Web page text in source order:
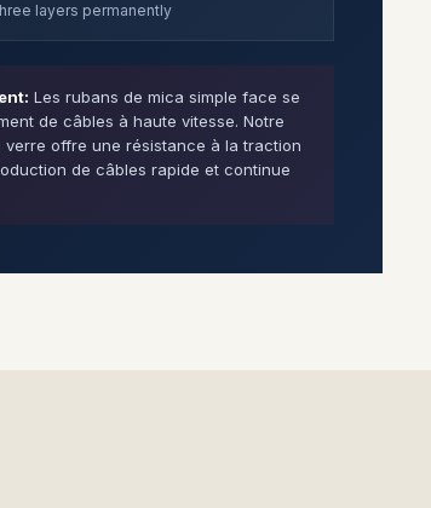
layers permanently
Les rubans de mica simple face se
de câbles à haute vitesse. Notre
offre une résistance à la traction
de câbles rapide et continue